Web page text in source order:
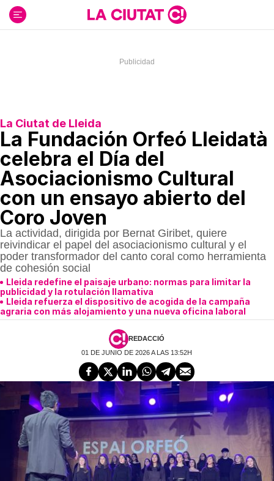
contenido
La Ciutat de Lleida
La Fundación Orfeó Lleidatà
celebra el Día del
Asociacionismo Cultural
con un ensayo abierto del
Coro Joven
La actividad, dirigida por Bernat Giribet, quiere
reivindicar el papel del asociacionismo cultural y el
poder transformador del canto coral como herramienta
de cohesión social
Lleida redefine el paisaje urbano: normas para limitar la
publicidad y la rotulación llamativa
Lleida refuerza el dispositivo de acogida de la campaña
agraria con más alojamiento y una nueva oficina laboral
REDACCIÓ
01 DE JUNIO DE 2026 A LAS 13:52H